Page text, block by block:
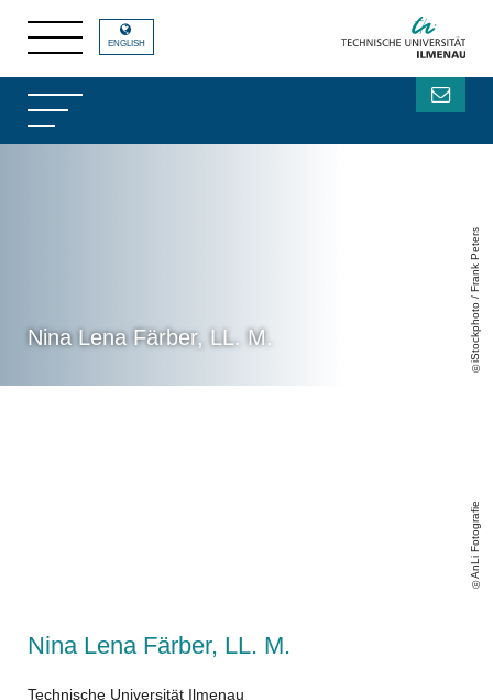
Nina Lena Färber, LL. M. iStockphoto / Frank Peters
ENGLISH
AnLi Fotografie
Nina Lena Färber, LL. M.
Technische Universität Ilmenau